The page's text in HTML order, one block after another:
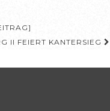
II FEIERT KANTERSIEG